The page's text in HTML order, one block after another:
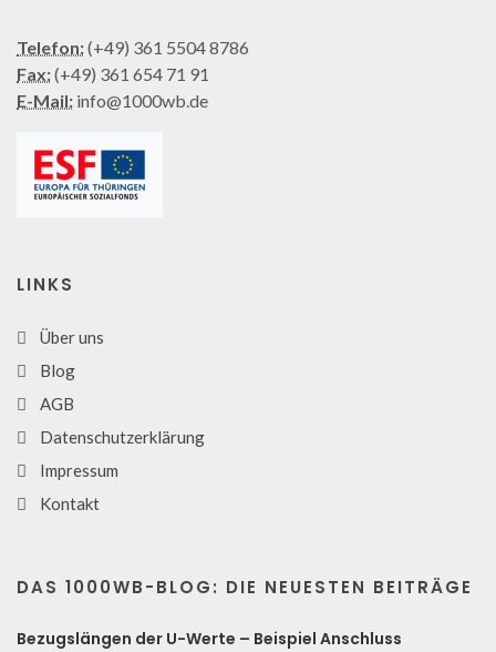
Telefon:(+49) 361 5504 8786
Fax:(+49) 361 654 71 91
E-Mail: info@1000wb.de
LINKS
Über uns
Blog
AGB
Datenschutzerklärung
Impressum
Kontakt
DAS 1000WB-BLOG: DIE NEUESTEN BEITRÄGE
Bezugslängen der U-Werte – Beispiel Anschluss